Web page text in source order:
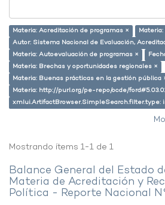
Materia: Acreditación de programas ×
Autor: Sistema Nacional de Evaluación,
Materia: Autoevaluación de programas ×
Materia: Brechas y oportunidades regionales ×
Materia: Buenas prácticas en la gestión pública
Materia: http://purl.org/pe-repo/ocde/
Mostrando ítems 1-1 de 1
Balance General del Estado
Materia de Acreditación y
Política - Reporte Nacional